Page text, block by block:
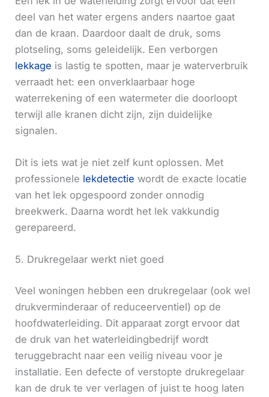
deel van het water ergens anders naartoe gaat
dan de kraan. Daardoor daalt de druk, soms
plotseling, soms geleidelijk. Een verborgen
lekkage is lastig te spotten, maar je waterverbruik
verraadt het: een onverklaarbaar hoge
waterrekening of een watermeter die doorloopt
terwijl alle kranen dicht zijn, zijn duidelijke
signalen.
Dit is iets wat je niet zelf kunt oplossen. Met
professionele lekdetectie wordt de exacte locatie
van het lek opgespoord zonder onnodig
breekwerk. Daarna wordt het lek vakkundig
gerepareerd.
5. Drukregelaar werkt niet goed
Veel woningen hebben een drukregelaar (ook wel
drukverminderaar of reduceerventiel) op de
hoofdwaterleiding. Dit apparaat zorgt ervoor dat
de druk van het waterleidingbedrijf wordt
teruggebracht naar een veilig niveau voor je
installatie. Een defecte of verstopte drukregelaar
kan de druk te ver verlagen of juist te hoog laten